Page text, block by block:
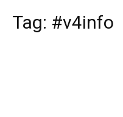
Tag: #v4info